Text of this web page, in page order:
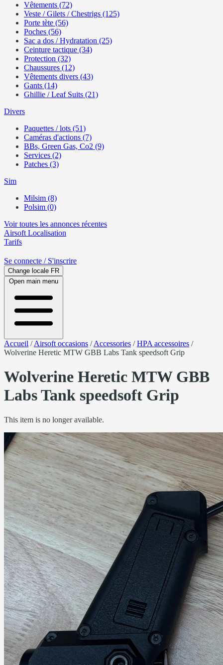
Vêtements (72)
Veste / Gilets / Chestrigs (125)
Porte tète (56)
Poches (56)
Sac a dos / Hydratation (25)
Ceinture tactique (34)
Protection (32)
Chaussures (12)
Vêtements divers (43)
Gants (14)
Ghillie / Leaf Suits (21)
Divers
Paquettes / lots (51)
Caméras d'actions (7)
BBs, Green Gas, Co2 (9)
Services (2)
Patches (3)
Sim
Milsim (8)
Polsim (0)
Voir toutes les annonces récentes
Airsoft Localisation
Tarifs
Se connecte / S'inscrire
Change locale FR
Open main menu
Accueil /Airsoft occasions /Accessories /HPA accessoires /
Wolverine Heretic MTW GBB Labs Tank speedsoft Grip
Wolverine Heretic MTW GBB
Labs Tank speedsoft Grip
This item is no longer available.